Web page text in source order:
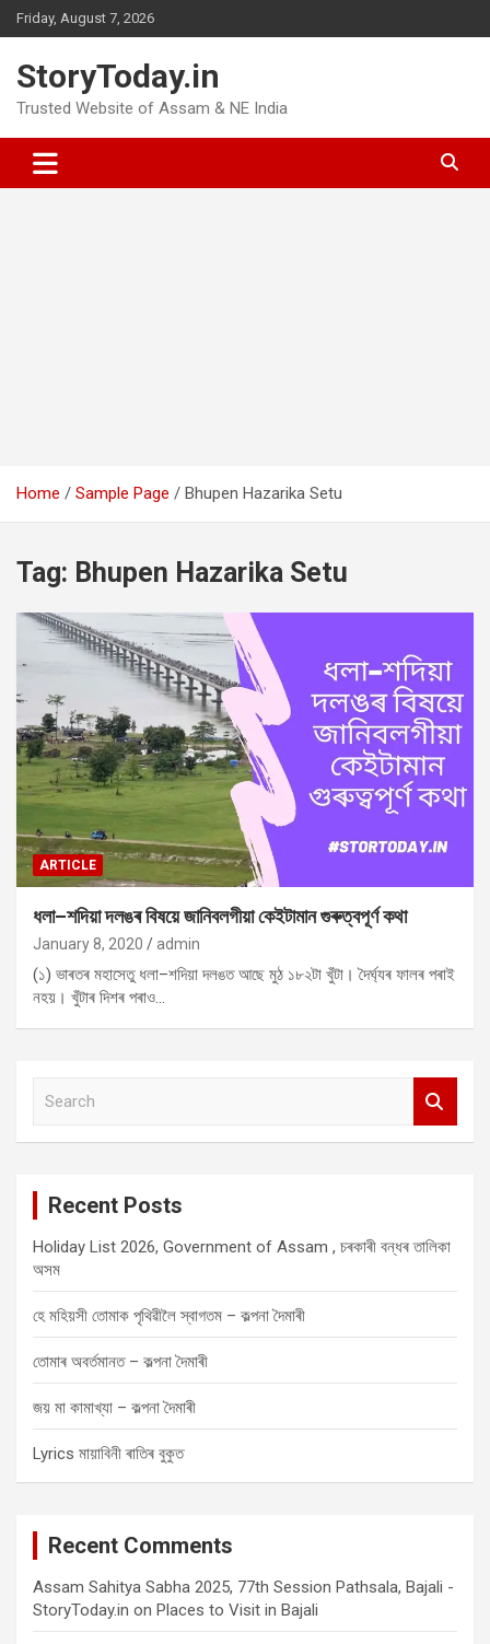
Skip
to
Friday, August 7, 2026
StoryToday.in
Trusted Website of Assam & NE India
Home Sample Page Bhupen Hazarika Setu
Tag: Bhupen Hazarika Setu
ARTICLE
ধলা–শদিয়া দলঙৰ বিষয়ে জানিবলগীয়া কেইটামান গুৰুত্বপূৰ্ণ কথা
January 8, 2020 admin
(১) ভাৰতৰ মহাসেতু ধলা–শদিয়া দলঙত আছে মুঠ ১৮২টা খুঁটা। দৈৰ্ঘ্যৰ ফালৰ পৰাই
নহয়। খুঁটাৰ দিশৰ পৰাও…
Recent Posts
Holiday List 2026, Government of Assam , চৰকাৰী বন্ধৰ তালিকা
অসম
হে মহিয়সী তোমাক পৃথিৱীলৈ স্বাগতম – কল্পনা দৈমাৰী
তোমাৰ অবৰ্তমানত – কল্পনা দৈমাৰী
জয় মা কামাখ্যা – কল্পনা দৈমাৰী
Lyrics মায়াবিনী ৰাতিৰ বুকুত
Recent Comments
Assam Sahitya Sabha 2025, 77th Session Pathsala, Bajali -
StoryToday.in on Places to Visit in Bajali